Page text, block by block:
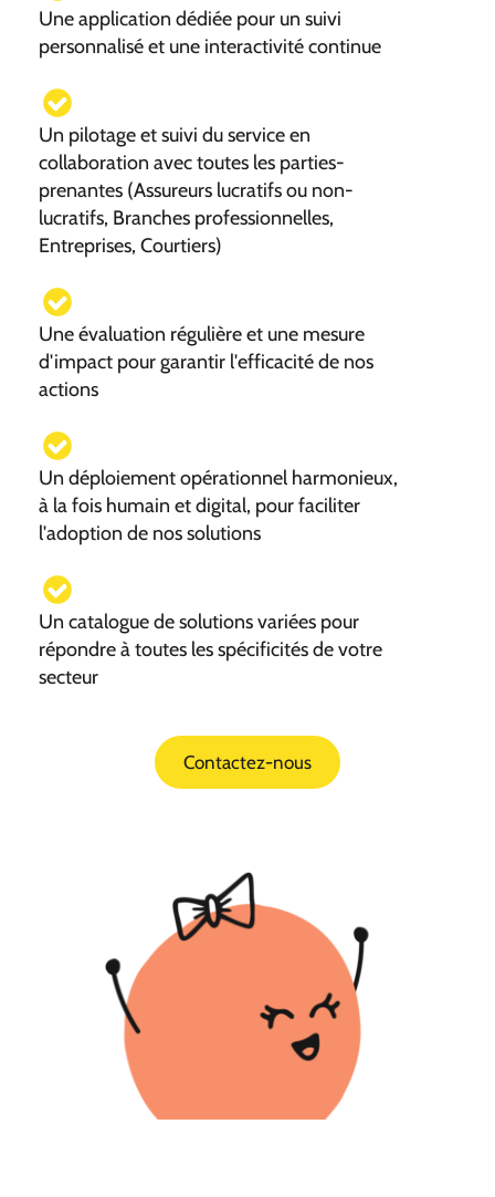
Une application dédiée pour un suivi
personnalisé et une interactivité continue
Un pilotage et suivi du service en
collaboration avec toutes les parties-
prenantes (Assureurs lucratifs ou non-
lucratifs, Branches professionnelles,
Entreprises, Courtiers)
Une évaluation régulière et une mesure
d'impact pour garantir l'efficacité de nos
actions
Un déploiement opérationnel harmonieux,
à la fois humain et digital, pour faciliter
l'adoption de nos solutions
Un catalogue de solutions variées pour
répondre à toutes les spécificités de votre
secteur
Contactez-nous